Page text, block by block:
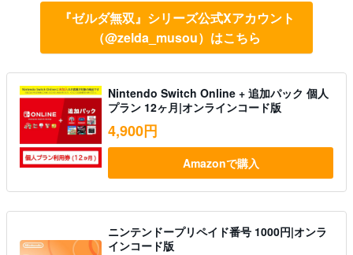
『ゼルダ無双』シリーズ公式Xアカウント
（@zelda_musou）はこちら
Nintendo Switch Online + 追加パック 個人
プラン 12ヶ月|オンラインコード版
4,900円
Amazonで購入
ニンテンドープリペイド番号 1000円|オンラ
インコード版